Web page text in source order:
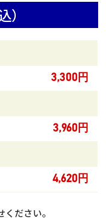
3,300円
3,960円
4,620円
ださい。